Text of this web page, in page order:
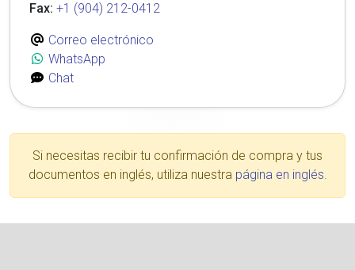
Fax: +1 (904) 212-0412
Correo electrónico
WhatsApp
Chat
Si necesitas recibir tu confirmación de compra y tus
documentos en inglés, utiliza nuestra página en inglés.